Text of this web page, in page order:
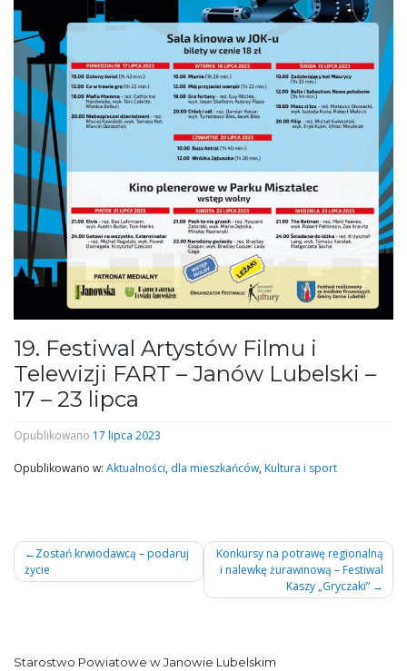
19. Festiwal Artystów Filmu i
Telewizji FART – Janów Lubelski –
17 – 23 lipca
Opublikowano 17 lipca 2023
Opublikowano w: Aktualności, dla mieszkańców, Kultura i sport
Nawigacja
wpisu
Zostań krwiodawcą – podaruj
życie
Konkursy na potrawę regionalną
i nalewkę żurawinową – Festiwal
Kaszy „Gryczaki”
Starostwo Powiatowe w Janowie Lubelskim